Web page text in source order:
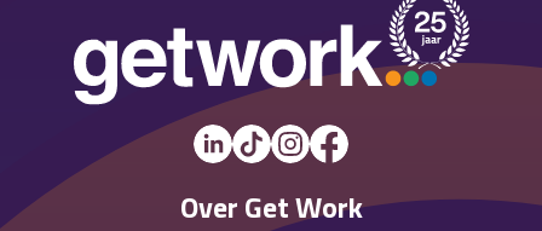
Over Get Work